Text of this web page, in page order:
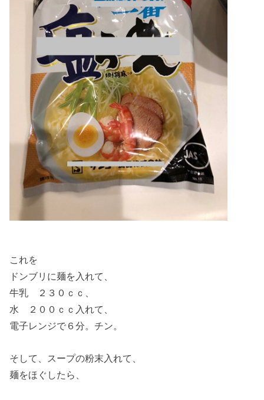
これを
ドンブリに麺を入れて、
牛乳 ２３０ｃｃ、
水 ２００ｃｃ入れて、
電子レンジで６分。チン。
そして、スープの粉末入れて、
麺をほぐしたら、